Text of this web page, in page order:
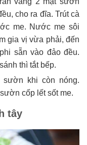
cho ra đĩa. Trút cà
me. Nước me sôi
gia vị vừa phải, đến
sẵn vào đảo đều.
thì tắt bếp.
khi còn nóng.
cốp lết sốt me.
tây